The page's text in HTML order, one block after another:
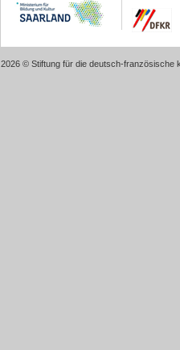
2026 © Stiftung für die deutsch-französische